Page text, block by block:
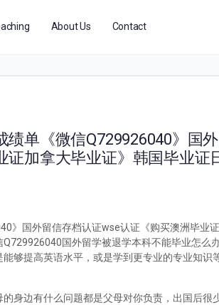
About Us Contact
绩单《微信Q729926040》国
加拿大毕业证》韩国毕业证
》国外留信存档认证wse认证《购买澳洲毕业
国外留学被退学本科不能毕业怎么
够提高英语水平，或是学到更专业的专业知识
身边有什么问题都是父母对你负责，出国后很